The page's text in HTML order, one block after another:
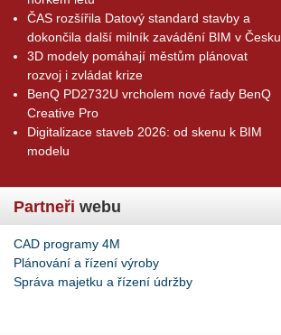
ČAS rozšířila Datový standard stavby a
dokončila další milník zavádění BIM v Česku
3D modely pomáhají městům plánovat
rozvoj i zvládat krize
BenQ PD2732U vrcholem nové řady BenQ
Creative Pro
Digitalizace staveb 2026: od skenu k BIM
modelu
Partneři webu
CAD programy 4M
Plánování a řízení výroby
Správa majetku a řízení údržby